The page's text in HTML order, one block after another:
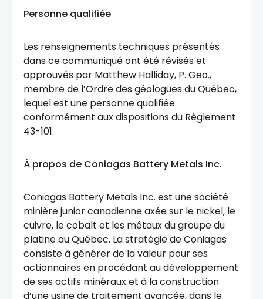
Personne qualifiée
Les renseignements techniques présentés
dans ce communiqué ont été révisés et
approuvés par Matthew Halliday, P. Geo.,
membre de l’Ordre des géologues du Québec,
lequel est une personne qualifiée
conformément aux dispositions du Règlement
43-101.
À propos de Coniagas Battery Metals Inc.
Coniagas Battery Metals Inc. est une société
minière junior canadienne axée sur le nickel, le
cuivre, le cobalt et les métaux du groupe du
platine au Québec. La stratégie de Coniagas
consiste à générer de la valeur pour ses
actionnaires en procédant au développement
de ses actifs minéraux et à la construction
d’une usine de traitement avancée, dans le